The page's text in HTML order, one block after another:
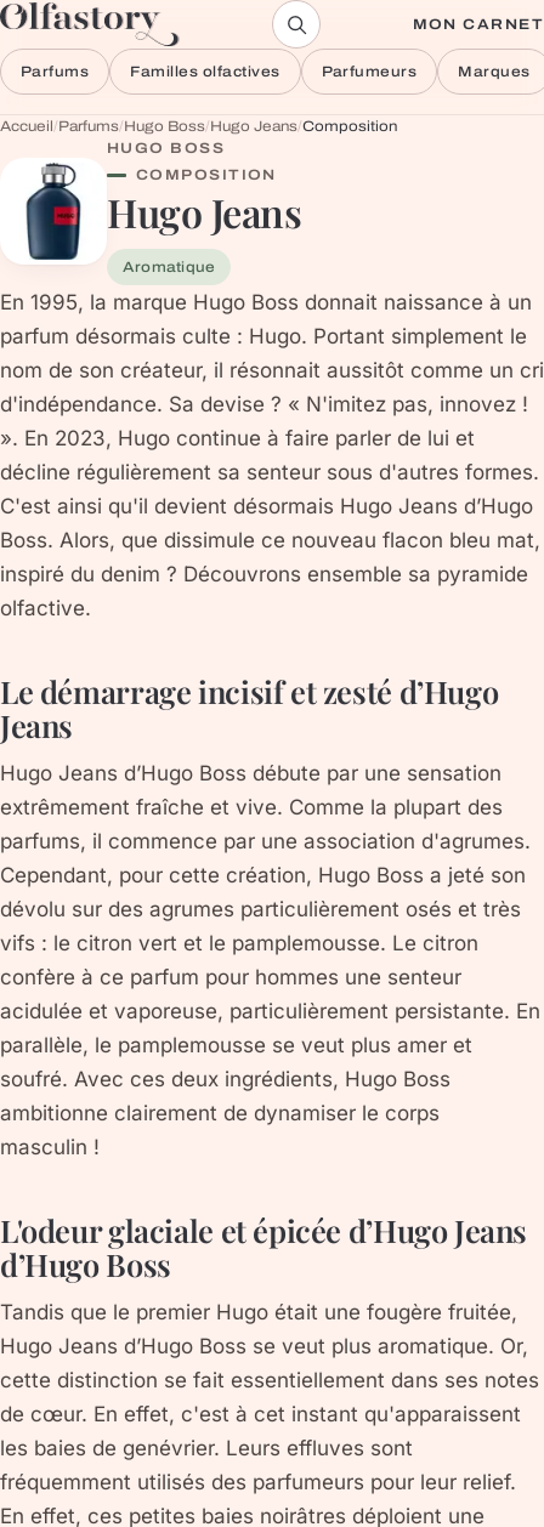
Aller au contenu MON CARNET
Parfums Familles olfactives Parfumeurs Marques
Accueil/Parfums/Hugo Boss/Hugo Jeans/Composition
HUGO BOSS
COMPOSITION
Hugo Jeans
Aromatique
En 1995, la marque Hugo Boss donnait naissance à un
parfum désormais culte : Hugo. Portant simplement le
nom de son créateur, il résonnait aussitôt comme un cri
d'indépendance. Sa devise ? « N'imitez pas, innovez !
». En 2023, Hugo continue à faire parler de lui et
décline régulièrement sa senteur sous d'autres formes.
C'est ainsi qu'il devient désormais Hugo Jeans d’Hugo
Boss. Alors, que dissimule ce nouveau flacon bleu mat,
inspiré du denim ? Découvrons ensemble sa pyramide
olfactive.
Le démarrage incisif et zesté d’Hugo
Jeans
Hugo Jeans d’Hugo Boss débute par une sensation
extrêmement fraîche et vive. Comme la plupart des
parfums, il commence par une association d'agrumes.
Cependant, pour cette création, Hugo Boss a jeté son
dévolu sur des agrumes particulièrement osés et très
vifs : le citron vert et le pamplemousse. Le citron
confère à ce parfum pour hommes une senteur
acidulée et vaporeuse, particulièrement persistante. En
parallèle, le pamplemousse se veut plus amer et
soufré. Avec ces deux ingrédients, Hugo Boss
ambitionne clairement de dynamiser le corps
masculin !
L'odeur glaciale et épicée d’Hugo Jeans
d’Hugo Boss
Tandis que le premier Hugo était une fougère fruitée,
Hugo Jeans d’Hugo Boss se veut plus aromatique. Or,
cette distinction se fait essentiellement dans ses notes
de cœur. En effet, c'est à cet instant qu'apparaissent
les baies de genévrier. Leurs effluves sont
fréquemment utilisés des parfumeurs pour leur relief.
En effet, ces petites baies noirâtres déploient une